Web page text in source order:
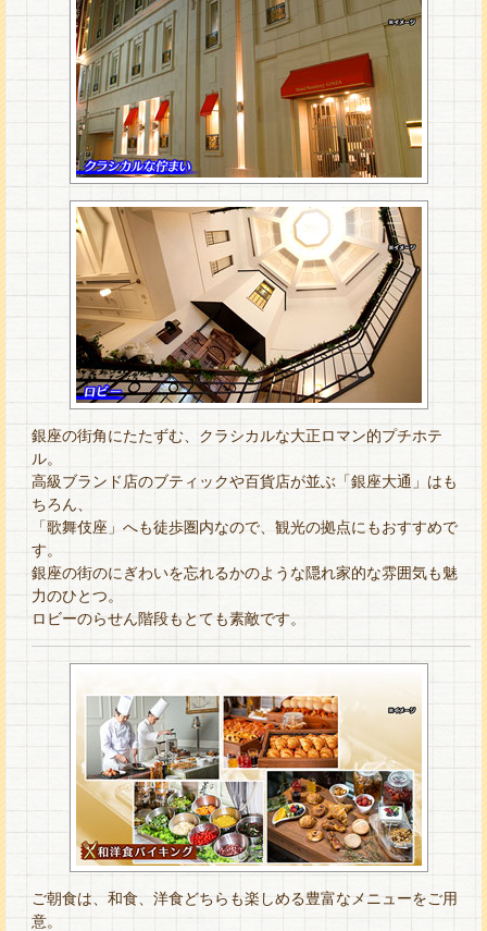
銀座の街角にたたずむ、クラシカルな大正ロマン的プチホテ
ル。
高級ブランド店のブティックや百貨店が並ぶ「銀座大通」はも
ちろん、
「歌舞伎座」へも徒歩圏内なので、観光の拠点にもおすすめで
す。
銀座の街のにぎわいを忘れるかのような隠れ家的な雰囲気も魅
力のひとつ。
ロビーのらせん階段もとても素敵です。
ご朝食は、和食、洋食どちらも楽しめる豊富なメニューをご用
意。